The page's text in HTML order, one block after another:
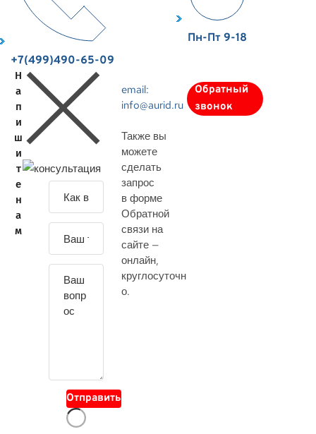
+7(499)490-65-09
Пн-Пт 9-18
Н
а
п
и
ш
и
т
е
н
а
м
Отправить
email:
info@aurid.ru
Также вы
можете
сделать
запрос
в форме
Обратной
связи на
сайте —
онлайн,
круглосуточн
о.
Обратный
звонок